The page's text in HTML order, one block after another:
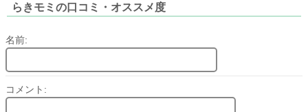
らきモミの口コミ・オススメ度
名前:
コメント: